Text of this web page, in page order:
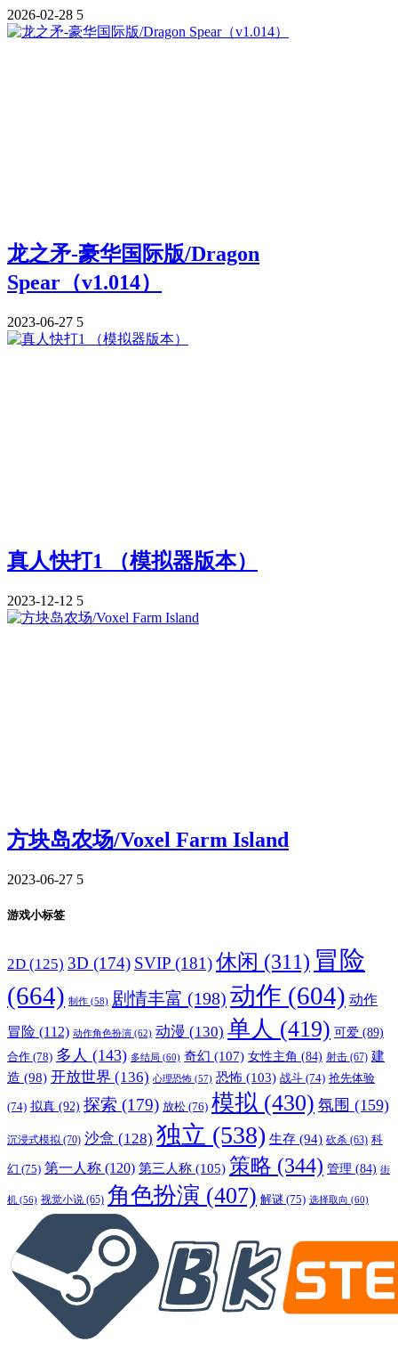
2026-02-28 5
龙之矛-豪华国际版/Dragon
Spear（v1.014）
2023-06-27 5
真人快打1 （模拟器版本）
2023-12-12 5
方块岛农场/Voxel Farm Island
2023-06-27 5
游戏小标签
2D (125) 3D (174) SVIP (181)休闲 (311) 冒险
(664) 制作 (58) 剧情丰富 (198) 动作 (604) 动作
冒险 (112) 动作角色扮演 (62) 动漫 (130) 单人 (419) 可爱 (89)
合作 (78) 多人 (143) 多结局 (60) 奇幻 (107) 女性主角 (84) 射击 (67) 建
造 (98) 开放世界 (136) 心理恐怖 (57) 恐怖 (103) 战斗 (74) 抢先体验
(74) 拟真 (92) 探索 (179) 放松 (76) 模拟 (430) 氛围 (159)
沉浸式模拟 (70) 沙盒 (128) 独立 (538) 生存 (94) 砍杀 (63) 科
幻 (75) 第一人称 (120) 第三人称 (105) 策略 (344) 管理 (84) 街
机 (56) 视觉小说 (65) 角色扮演 (407) 解谜 (75) 选择取向 (60)